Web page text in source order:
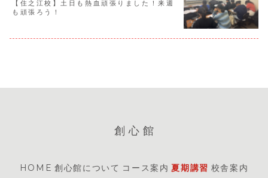
【住之江校】土日も熱血頑張りました！来週
も頑張ろう！
創心館
HOME 創心館について コース案内 夏期講習 校舎案内